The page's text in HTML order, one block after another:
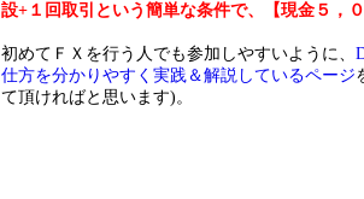
設+１回取引という簡単な条件で、【現金５，
初めてＦＸを行う人でも参加しやすいように、
仕方を分かりやすく実践＆解説しているページ
て頂ければと思います)。